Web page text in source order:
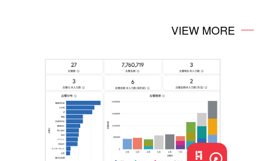
VIEW MORE